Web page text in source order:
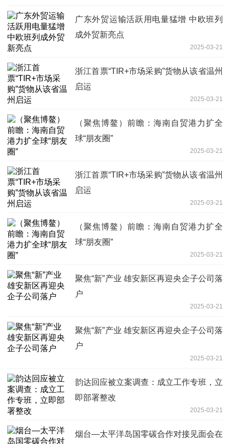
广东外贸运输活跃用电量猛增 中欧班列
成外贸新亮点
2025-03-21
浙江首票“TIR+市场采购”货物从该省温州
启运
2025-03-21
（聚焦博鳌）前瞻：海南自贸港力扩全
球“朋友圈”
2025-03-21
浙江首票“TIR+市场采购”货物从该省温州
启运
2025-03-21
（聚焦博鳌）前瞻：海南自贸港力扩全
球“朋友圈”
2025-03-21
聚焦“新”产业 雄安新区再迎央企子公司落
户
2025-03-21
聚焦“新”产业 雄安新区再迎央企子公司落
户
2025-03-21
韵达回应被立案调查：成立工作专班，立
即部署整改
2025-03-21
烟台—太平洋岛国零碳合作对接见面会在